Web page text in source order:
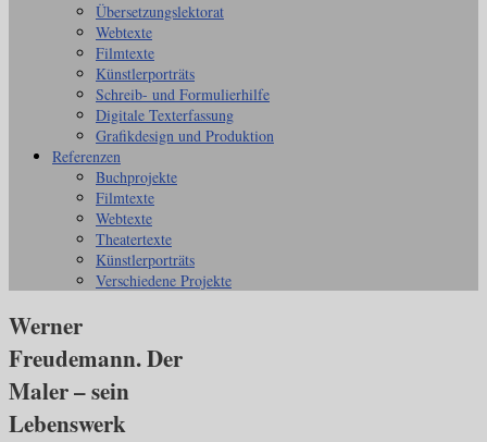
Übersetzungslektorat
Webtexte
Filmtexte
Künstlerporträts
Schreib- und Formulierhilfe
Digitale Texterfassung
Grafikdesign und Produktion
Referenzen
Buchprojekte
Filmtexte
Webtexte
Theatertexte
Künstlerporträts
Verschiedene Projekte
Werner
Freudemann. Der
Maler – sein
Lebenswerk